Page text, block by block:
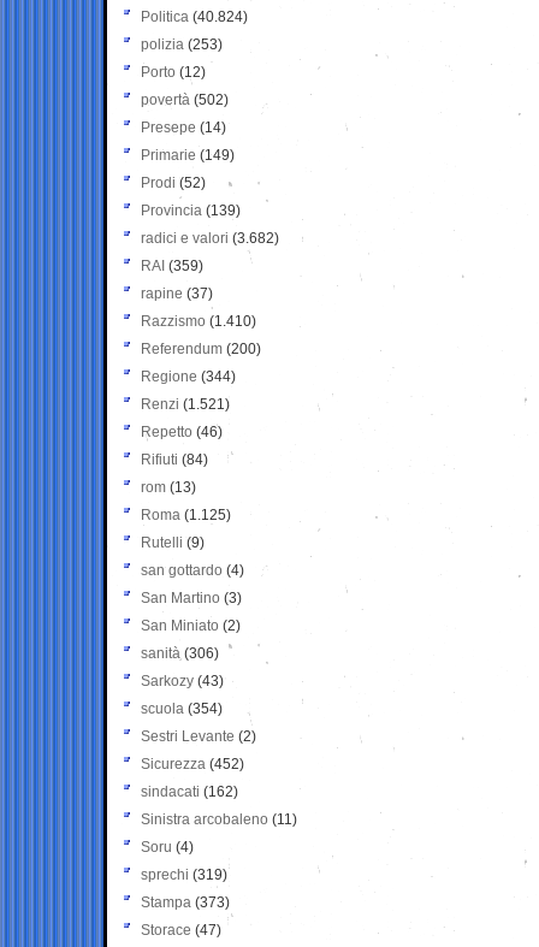
Politica (40.824)
polizia (253)
Porto (12)
povertà (502)
Presepe (14)
Primarie (149)
Prodi (52)
Provincia (139)
radici e valori (3.682)
RAI (359)
rapine (37)
Razzismo (1.410)
Referendum (200)
Regione (344)
Renzi (1.521)
Repetto (46)
Rifiuti (84)
rom (13)
Roma (1.125)
Rutelli (9)
san gottardo (4)
San Martino (3)
San Miniato (2)
sanità (306)
Sarkozy (43)
scuola (354)
Sestri Levante (2)
Sicurezza (452)
sindacati (162)
Sinistra arcobaleno (11)
Soru (4)
sprechi (319)
Stampa (373)
Storace (47)